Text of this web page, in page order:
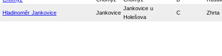
Hladinoměr Jankovice Jankovice
Jankovice u
Holešova
C Zhrta